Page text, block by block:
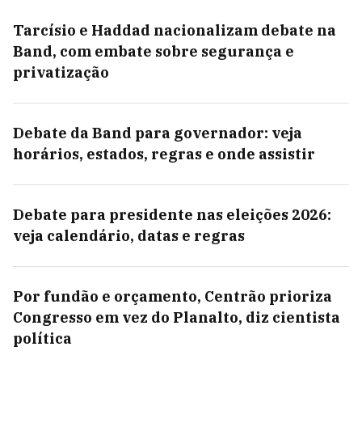
Tarcísio e Haddad nacionalizam debate na
Band, com embate sobre segurança e
privatização
Debate da Band para governador: veja
horários, estados, regras e onde assistir
Debate para presidente nas eleições 2026:
veja calendário, datas e regras
Por fundão e orçamento, Centrão prioriza
Congresso em vez do Planalto, diz cientista
política